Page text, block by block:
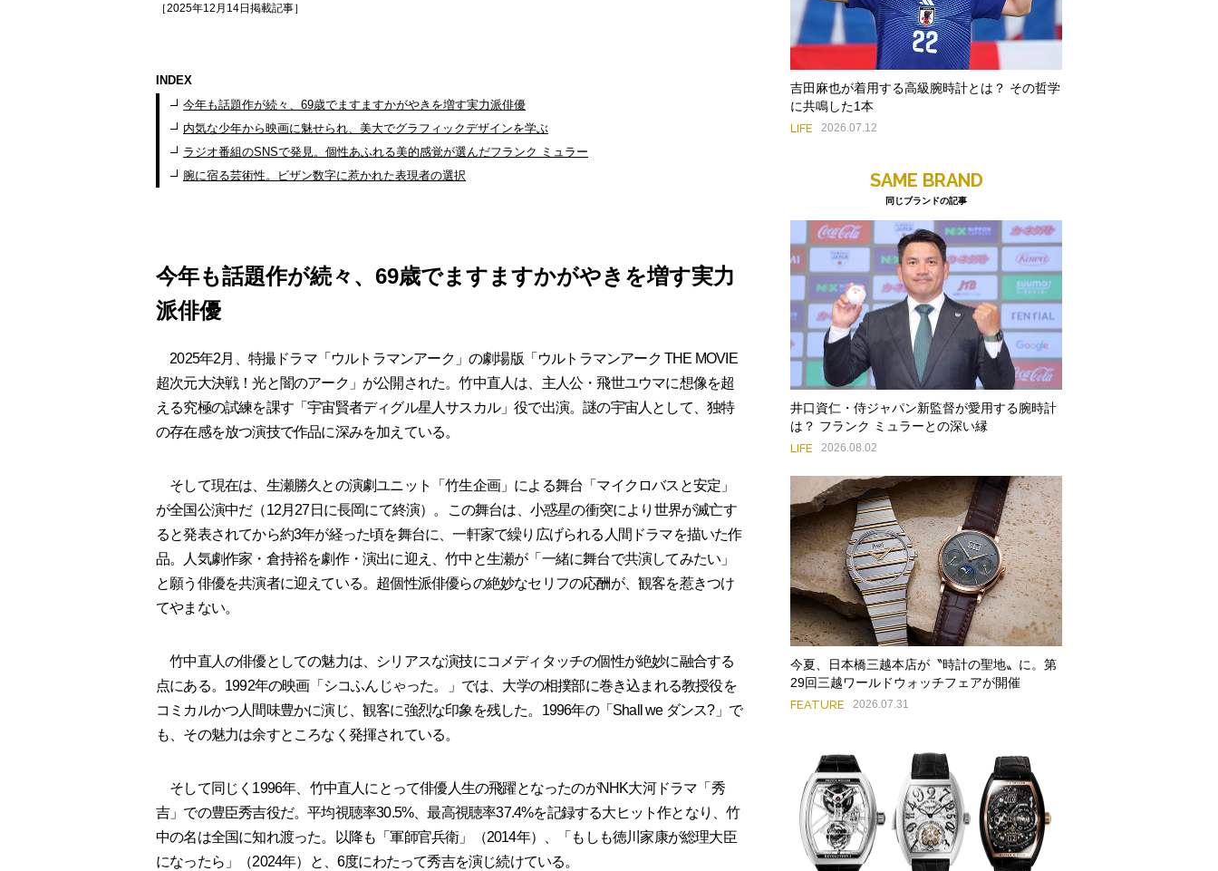
［2025年12月14日掲載記事］
INDEX
今年も話題作が続々、69歳でますますかがやきを増す実力派俳優
内気な少年から映画に魅せられ、美大でグラフィックデザインを学ぶ
ラジオ番組のSNSで発見。個性あふれる美的感覚が選んだフランク ミュラー
腕に宿る芸術性。ビザン数字に惹かれた表現者の選択
今年も話題作が続々、69歳でますますかがやきを増す実力
派俳優
2025年2月、特撮ドラマ「ウルトラマンアーク」の劇場版「ウルトラマンアーク THE MOVIE
超次元大決戦！光と闇のアーク」が公開された。竹中直人は、主人公・飛世ユウマに想像を超
える究極の試練を課す「宇宙賢者ディグル星人サスカル」役で出演。謎の宇宙人として、独特
の存在感を放つ演技で作品に深みを加えている。
そして現在は、生瀬勝久との演劇ユニット「竹生企画」による舞台「マイクロバスと安定」
が全国公演中だ（12月27日に長岡にて終演）。この舞台は、小惑星の衝突により世界が滅亡す
ると発表されてから約3年が経った頃を舞台に、一軒家で繰り広げられる人間ドラマを描いた作
品。人気劇作家・倉持裕を劇作・演出に迎え、竹中と生瀬が「一緒に舞台で共演してみたい」
と願う俳優を共演者に迎えている。超個性派俳優らの絶妙なセリフの応酬が、観客を惹きつけ
てやまない。
竹中直人の俳優としての魅力は、シリアスな演技にコメディタッチの個性が絶妙に融合する
点にある。1992年の映画「シコふんじゃった。」では、大学の相撲部に巻き込まれる教授役を
コミカルかつ人間味豊かに演じ、観客に強烈な印象を残した。1996年の「Shall we ダンス?」で
も、その魅力は余すところなく発揮されている。
そして同じく1996年、竹中直人にとって俳優人生の飛躍となったのがNHK大河ドラマ「秀
吉」での豊臣秀吉役だ。平均視聴率30.5%、最高視聴率37.4%を記録する大ヒット作となり、竹
中の名は全国に知れ渡った。以降も「軍師官兵衛」（2014年）、「もしも徳川家康が総理大臣
になったら」（2024年）と、6度にわたって秀吉を演じ続けている。
吉田麻也が着用する高級腕時計とは？ その哲学
に共鳴した1本
LIFE 2026.07.12
SAME BRAND
同じブランドの記事
井口資仁・侍ジャパン新監督が愛用する腕時計
は？ フランク ミュラーとの深い縁
LIFE 2026.08.02
今夏、日本橋三越本店が〝時計の聖地〟に。第
29回三越ワールドウォッチフェアが開催
FEATURE 2026.07.31